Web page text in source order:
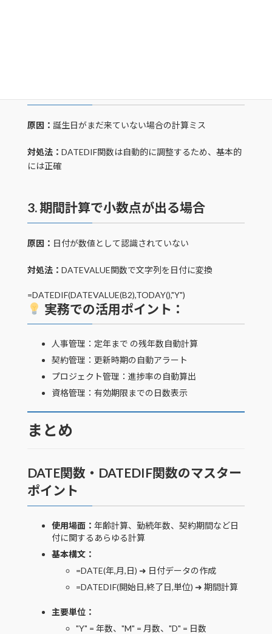
原因： 誕生日がまだ来ていない場合の計算ミス
対処法： DATEDIF関数は自動的に調整するため、基本的
には正確
3. 期間計算で小数点が出る場合
原因： 日付が数値として認識されていない
対処法： DATEVALUE関数で文字列を日付に変換
=DATEDIF(DATEVALUE(B2),TODAY(),"Y")
実務での活用ポイント：
人事管理：定年まで の残年数自動計算
契約管理：更新時期の自動アラート
プロジェクト管理：進捗率の自動算出
資格管理：有効期限までの日数表示
まとめ
DATE関数・DATEDIF関数のマスター
ポイント
使用場面： 年齢計算、勤続年数、契約期間など日
付に関するあらゆる計算
基本構文：
=DATE(年,月,日) ➜ 日付データの作成
=DATEDIF(開始日,終了日,単位) ➜ 期間計算
主要単位：
"Y" = 年数、"M" = 月数、"D" = 日数